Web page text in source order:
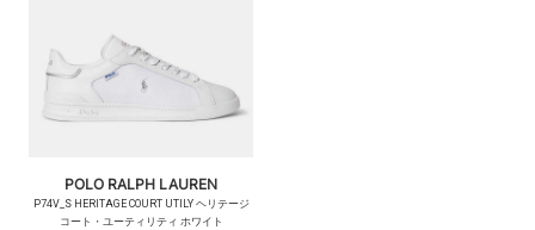
POLO RALPH LAUREN
P74V_S HERITAGE COURT UTILY ヘリテージ
コート・ユーティリティ ホワイト